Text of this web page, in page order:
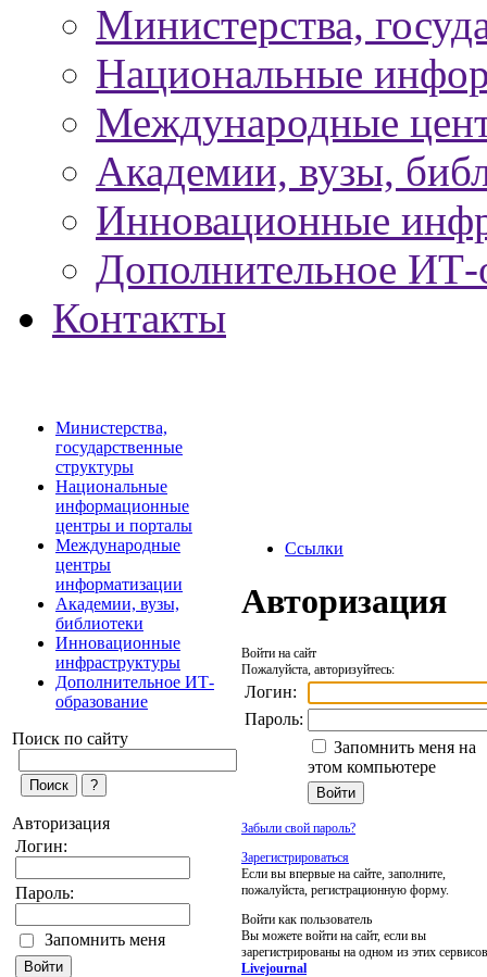
Министерства,
Национальные
Международные
Академии, вузы,
Инновационные
Дополнительное ИТ-
Контакты
Министерства,
государственные
структуры
Национальные
информационные
центры и порталы
Международные
центры
информатизации
Академии, вузы,
библиотеки
Инновационные
инфраструктуры
Дополнительное ИТ-
образование
Поиск по сайту
Авторизация
Логин:
Пароль:
Запомнить меня
Ссылки
Авторизация
Войти на сайт
Пожалуйста, авторизуйтесь:
Логин:
Пароль:
Запомнить меня на
этом компьютере
Забыли свой пароль?
Зарегистрироваться
Если вы впервые на сайте, заполните,
пожалуйста, регистрационную форму.
Войти как пользователь
Вы можете войти на сайт, если вы
зарегистрированы на одном из этих
Livejournal